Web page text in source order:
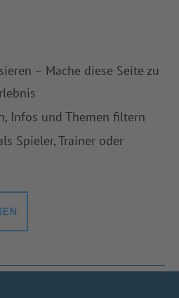
– Mache diese Seite zu
Infos und Themen filtern
Spieler, Trainer oder